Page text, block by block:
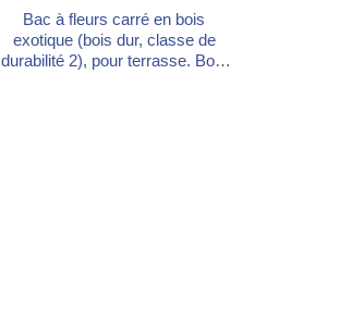
Bac à fleurs carré en bois
exotique (bois dur, classe de
durabilité 2), pour terrasse. Bois